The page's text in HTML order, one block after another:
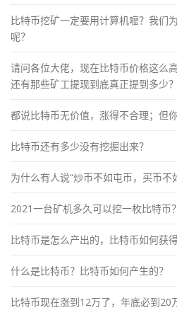
比特币挖矿一定要用计算机嚒？我们
呢？
请问各位大佬，现在比特币价格这么
还有那些矿工提现到底真正提到多少？
都说比特币无价值，涨得不合理；但
比特币还有多少没有挖掘出来？
为什么有人说“炒币不如屯币，买币不
2021一台矿机多久可以挖一枚比特币？
比特币是怎么产出的，比特币如何获得
什么是比特币？比特币如何产生的？
比特币现在涨到12万了，年底必到20